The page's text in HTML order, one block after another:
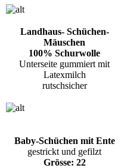
Landhaus- Schüchen-
Mäuschen
100% Schurwolle
Unterseite gummiert mit
Latexmilch
rutschsicher
Baby-Schüchen mit Ente
gestrickt und gefilzt
Grösse: 22